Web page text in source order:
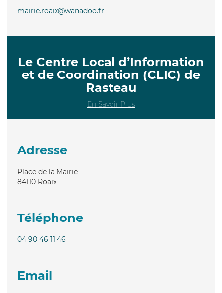
mairie.roaix@wanadoo.fr
Le Centre Local d’Information
et de Coordination (CLIC) de
Rasteau
En Savoir Plus
Adresse
Place de la Mairie
84110 Roaix
Téléphone
04 90 46 11 46
Email